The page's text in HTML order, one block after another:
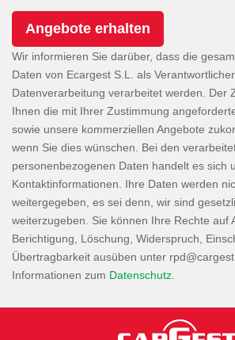
Wir informieren Sie darüber, dass die
Daten von Ecargest S.L. als
Datenverarbeitung verarbeitet werden. Der
Ihnen die mit Ihrer Zustimmung
sowie unsere kommerziellen Angebote
wenn Sie dies wünschen. Bei den
personenbezogenen Daten handelt es sich
Kontaktinformationen. Ihre Daten werden
weitergegeben, es sei denn, wir sind
weiterzugeben. Sie können Ihre Rechte auf
Berichtigung, Löschung, Widerspruch,
Übertragbarkeit ausüben unter
Informationen zum Datenschutz